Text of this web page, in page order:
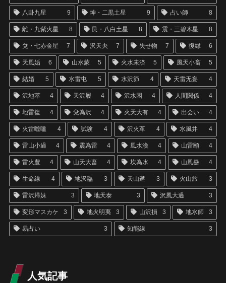
八卦九星 9 坤・二黒土星 9 占い師 8
離・九紫火星 8 艮・八白土星 8 震・三碧木星 8
兌・七赤金星 7 沢天夬 7 失せ物 7 復縁 6
天風姤 6 山水蒙 5 火水未済 5 風天小畜 5
結婚 5 水雷屯 5 水沢節 4 天雷无妄 4
沢地萃 4 天沢履 4 沢水困 4 人間関係 4
地雷復 4 兌為沢 4 火天大有 4 出会い 4
火雷噬嗑 4 試験 4 沢火革 4 水風井 4
雷山小過 4 震為雷 4 風水渙 4 山雷頤 4
雷火豊 4 山天大畜 4 坎為水 4 山風蠱 4
生命線 4 地沢臨 3 天山遯 3 火山旅 3
雷沢帰妹 3 地天泰 3 沢風大過 3
変形マスカケ 3 地火明夷 3 山沢損 3 地水師 3
易占い 3 知能線 3
人気記事